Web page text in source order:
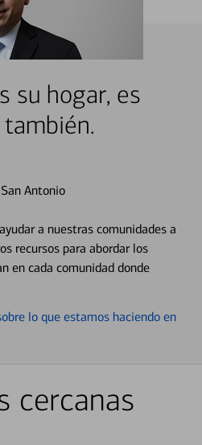
su hogar, es
Antonio
a nuestras comunidades a
recursos para abordar los
en cada comunidad donde
lo que estamos haciendo en
cercanas